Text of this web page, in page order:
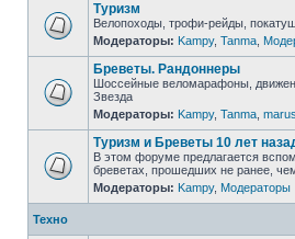
Туризм
Велопоходы, трофи-рейды,
Модераторы: Kampy, Tanma
Бреветы. Рандоннеры
Шоссейные веломарафоны,
Звезда
Модераторы: Kampy, Tanma
Туризм и Бреветы 10 лет
В этом форуме предлагается
бреветах, прошедших не ранее,
Модераторы: Kampy, Модераторы
Техно